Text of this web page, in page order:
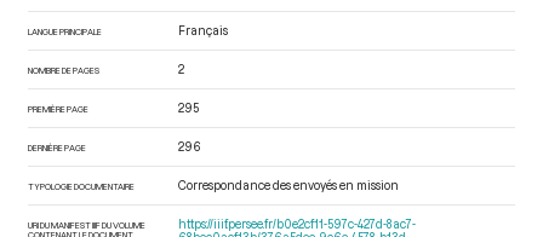
LANGUE PRINCIPALE Français
NOMBRE DE PAGES 2
PREMIÈRE PAGE 295
DERNIÈRE PAGE 296
TYPOLOGIE DOCUMENTAIRE Correspondance des envoyés en mission
URI DU MANIFEST IIIF DU VOLUME
CONTENANT LE DOCUMENT
https://iiif.persee.fr/b0e2cf11-597c-427d-8ac7-